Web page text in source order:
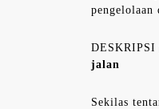
pengelolaan
DESKRIPSI
jalan
Sekilas